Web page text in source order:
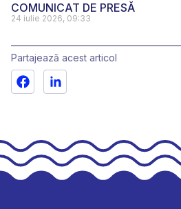
COMUNICAT DE PRESĂ
24 iulie 2026, 09:33
Partajează acest articol